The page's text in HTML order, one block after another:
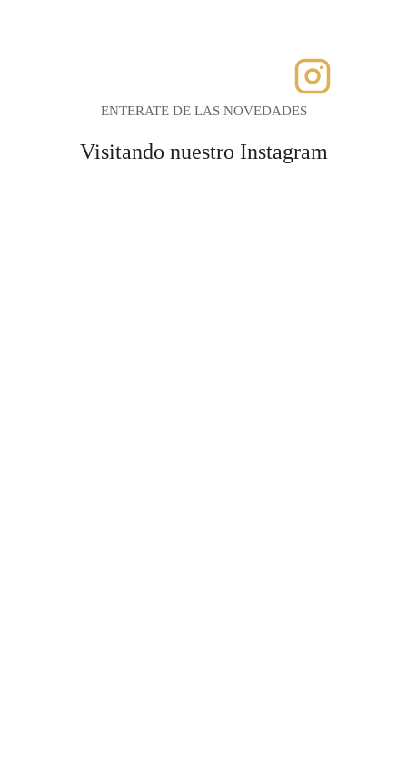
ENTERATE DE LAS NOVEDADES
Visitando nuestro Instagram